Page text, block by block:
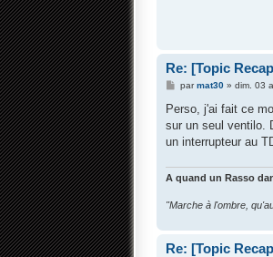
Re: [Topic
M
s
a
g
parmat30» dim. 03
Perso, j'ai fait ce
sur un seul ventilo.
un interrupteur au
A quand un Rasso
"Marche à l'ombre,
Re: [Topic